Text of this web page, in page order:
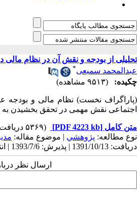
تحلیلی از بودجه و نقش آن در نظام مالی
عبدالمحمد سمیعی*
چکیده: (۹۵۱۳ مشاهده)
(پاراگراف نخست) نظام مالی و بودجه
اجتماعی نقش مهمی در تحقق بخشیدن
متن کامل [PDF 4223 kb]
(۵۳۶۹ دریافت)
نوع مطالعه: پژوهشي | موضوع مقاله:
دریافت: 1391/10/13 | پذیرش: 1393/7/6 | انتشار الکترونیک: 1393/7/6
ارسال نظر